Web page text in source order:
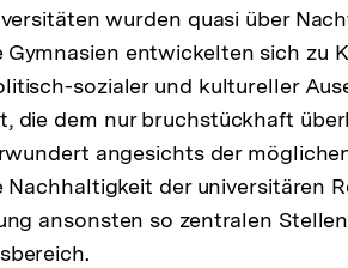
wurden quasi über
Gymnasien entwickelten sich zu
sozialer und kultureller
die dem nur bruchstückhaft
angesichts der
der universitären
ansonsten so zentralen